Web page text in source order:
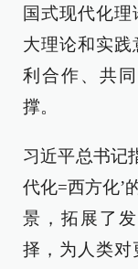
国式现代化
大理论和实践
利合作、共
撑。
习近平总书记
代化=西方化’
景，拓展了
择，为人类对